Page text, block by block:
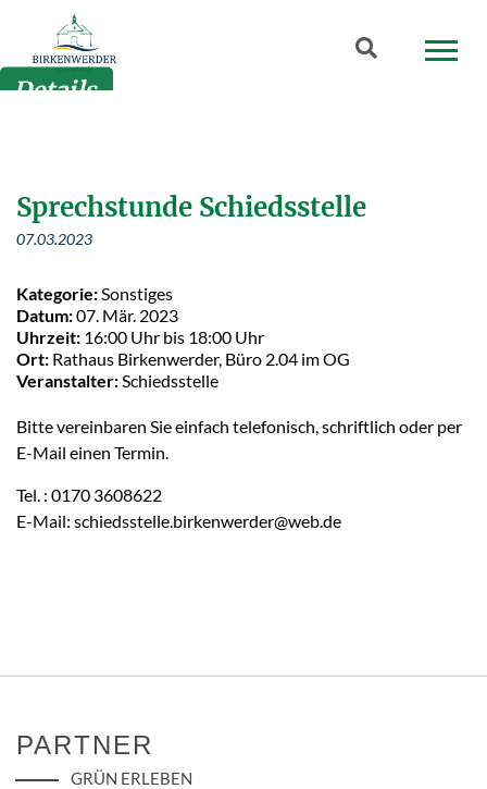
Zum Hauptinhalt springen
Suchbegriff
Details
Sprechstunde Schiedsstelle
07.03.2023
Kategorie:Sonstiges
Datum:07. Mär. 2023
Uhrzeit: 16:00 Uhr bis 18:00 Uhr
Ort: Rathaus Birkenwerder, Büro 2.04 im OG
Veranstalter:Schiedsstelle
Bitte vereinbaren Sie einfach telefonisch, schriftlich oder per
E-Mail einen Termin.
Tel. : 0170 3608622
E-Mail: schiedsstelle.birkenwerder@web.de
PARTNER
GRÜN ERLEBEN